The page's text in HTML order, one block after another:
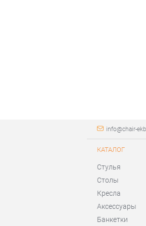
info@chair-
КАТАЛОГ
Стулья
Столы
Кресла
Аксессуары
Банкетки